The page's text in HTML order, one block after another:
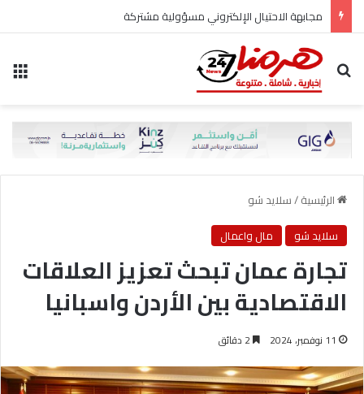
مجابهة الاحتيال الإلكتروني مسؤولية مشتركة
بحث عن
الرئيسية/سلايد شو
سلايد شو
مال واعمال
تجارة عمان تبحث تعزيز العلاقات
الاقتصادية بين الأردن واسبانيا
11 نوفمبر، 2024